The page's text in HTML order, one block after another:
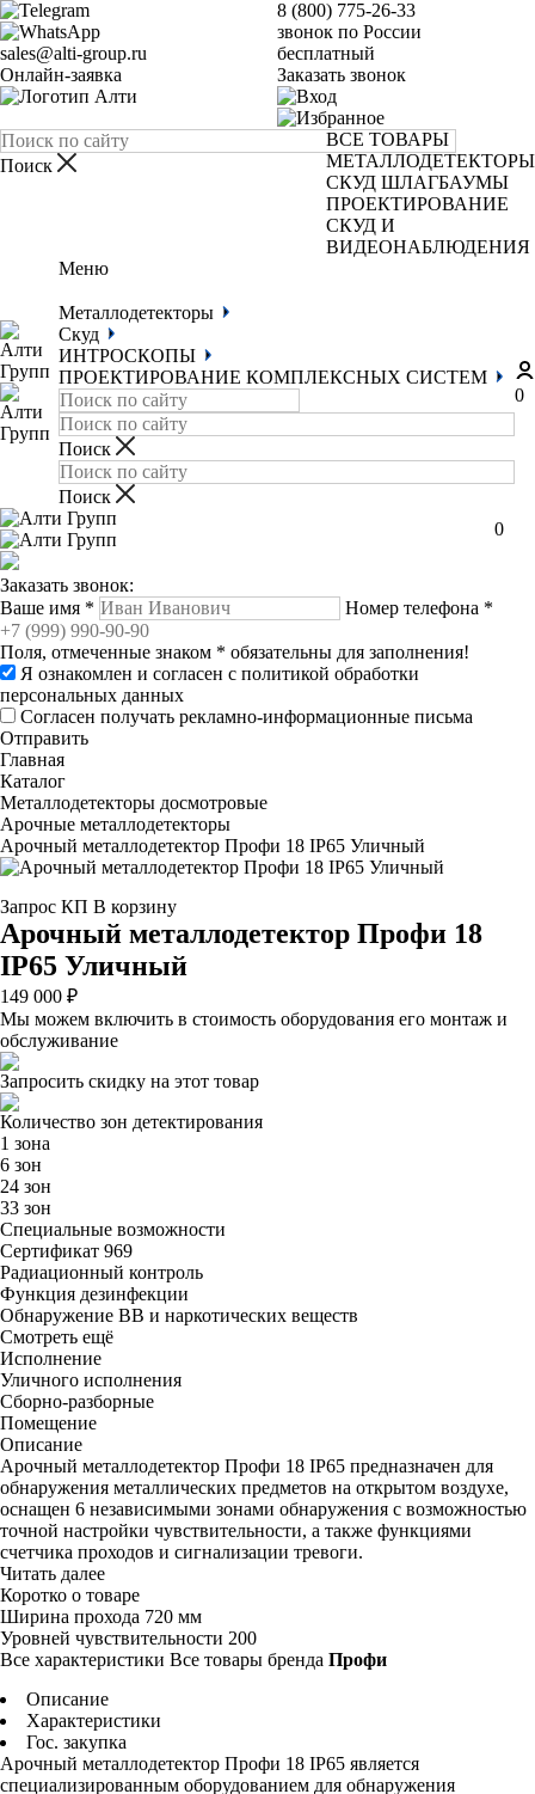
sales@alti-group.ru
Онлайн-заявка
8 (800) 775-26-33
звонок по России
бесплатный
Заказать звонок
ВСЕ ТОВАРЫ
МЕТАЛЛОДЕТЕКТОРЫ
СКУД ШЛАГБАУМЫ
ПРОЕКТИРОВАНИЕ
СКУД И
ВИДЕОНАБЛЮДЕНИЯ
Меню
Металлодетекторы
Скуд
ИНТРОСКОПЫ
ПРОЕКТИРОВАНИЕ КОМПЛЕКСНЫХ СИСТЕМ
0
0
Заказать звонок:
Ваше имя * Номер телефона *
Поля, отмеченные знаком * обязательны для заполнения!
Я ознакомлен и согласен с политикой обработки
персональных данных
Согласен получать рекламно-информационные письма
Отправить
Главная
Каталог
Металлодетекторы досмотровые
Арочные металлодетекторы
Арочный металлодетектор Профи 18 IP65 Уличный
Запрос КП В корзину
Арочный металлодетектор Профи 18
IP65 Уличный
149 000 ₽
Мы можем включить в стоимость оборудования его монтаж и
обслуживание
Запросить скидку на этот товар
Количество зон детектирования
1 зона
6 зон
24 зон
33 зон
Специальные возможности
Сертификат 969
Радиационный контроль
Функция дезинфекции
Обнаружение ВВ и наркотических веществ
Смотреть ещё
Исполнение
Уличного исполнения
Сборно-разборные
Помещение
Описание
Арочный металлодетектор Профи 18 IP65 предназначен для
обнаружения металлических предметов на открытом воздухе,
оснащен 6 независимыми зонами обнаружения с возможностью
точной настройки чувствительности, а также функциями
счетчика проходов и сигнализации тревоги.
Читать далее
Коротко о товаре
Ширина прохода 720 мм
Уровней чувствительности 200
Все характеристики Все товары бренда Профи
Описание
Характеристики
Гос. закупка
Арочный металлодетектор Профи 18 IP65 является
специализированным оборудованием для обнаружения